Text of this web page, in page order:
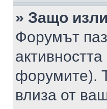
» Защо
Форумът
форумите).
влиза от